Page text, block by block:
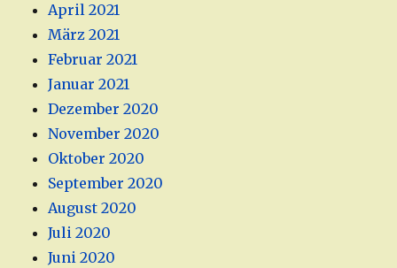
April 2021
März 2021
Februar 2021
Januar 2021
Dezember 2020
November 2020
Oktober 2020
September 2020
August 2020
Juli 2020
Juni 2020